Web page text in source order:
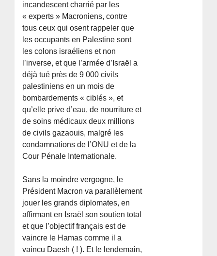
incandescent charrié par les
« experts » Macroniens, contre
tous ceux qui osent rappeler que
les occupants en Palestine sont
les colons israéliens et non
l’inverse, et que l’armée d’Israël a
déjà tué près de 9 000 civils
palestiniens en un mois de
bombardements « ciblés », et
qu’elle prive d’eau, de nourriture et
de soins médicaux deux millions
de civils gazaouis, malgré les
condamnations de l’ONU et de la
Cour Pénale Internationale.
Sans la moindre vergogne, le
Président Macron va parallèlement
jouer les grands diplomates, en
affirmant en Israël son soutien total
et que l’objectif français est de
vaincre le Hamas comme il a
vaincu Daesh ( ! ). Et le lendemain,